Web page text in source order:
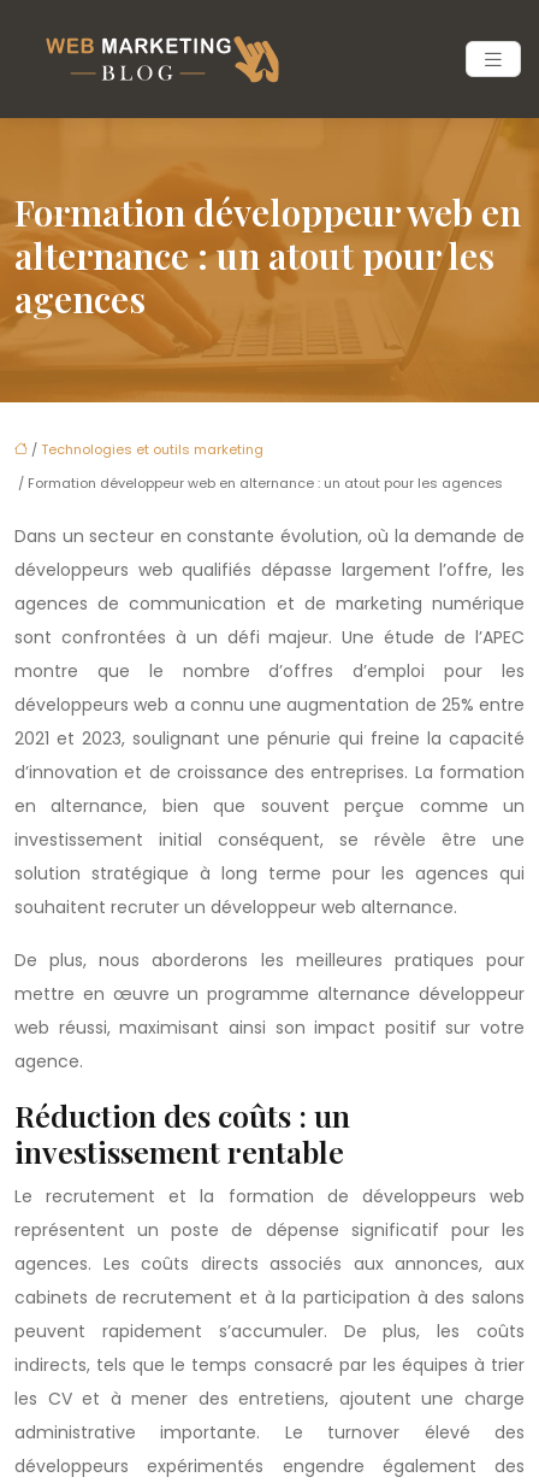
Formation développeur web en
alternance : un atout pour les
agences
/Technologies et outils marketing
/ Formation développeur web en alternance : un atout pour les agences
Dans un secteur en constante évolution, où la demande de
développeurs web qualifiés dépasse largement l’offre, les
agences de communication et de marketing numérique
sont confrontées à un défi majeur. Une étude de l’APEC
montre que le nombre d’offres d’emploi pour les
développeurs web a connu une augmentation de 25% entre
2021 et 2023, soulignant une pénurie qui freine la capacité
d’innovation et de croissance des entreprises. La formation
en alternance, bien que souvent perçue comme un
investissement initial conséquent, se révèle être une
solution stratégique à long terme pour les agences qui
souhaitent recruter un développeur web alternance.
De plus, nous aborderons les meilleures pratiques pour
mettre en œuvre un programme alternance développeur
web réussi, maximisant ainsi son impact positif sur votre
agence.
Réduction des coûts : un
investissement rentable
Le recrutement et la formation de développeurs web
représentent un poste de dépense significatif pour les
agences. Les coûts directs associés aux annonces, aux
cabinets de recrutement et à la participation à des salons
peuvent rapidement s’accumuler. De plus, les coûts
indirects, tels que le temps consacré par les équipes à trier
les CV et à mener des entretiens, ajoutent une charge
administrative importante. Le turnover élevé des
développeurs expérimentés engendre également des